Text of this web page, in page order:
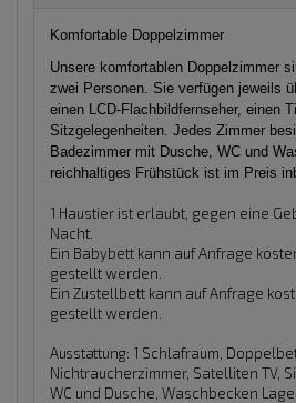
Komfortable Doppelzimmer
Unsere komfortablen Doppelzimmer
zwei Personen. Sie verfügen jeweils
einen LCD-Flachbildfernseher, einen
Sitzgelegenheiten. Jedes Zimmer
Badezimmer mit Dusche, WC und
reichhaltiges Frühstück ist im Preis
1 Haustier ist erlaubt, gegen eine
Nacht.
Ein Babybett kann auf Anfrage
gestellt werden.
Ein Zustellbett kann auf Anfrage
gestellt werden.
Ausstattung: 1 Schlafraum,
Nichtraucherzimmer, Satelliten TV,
WC und Dusche, Waschbecken Lage: